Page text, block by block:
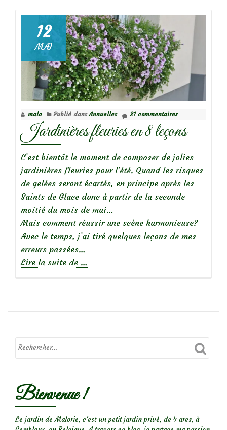
juin
2022
au
jardin
12
MAI
malo Publié dansAnnuelles 21 commentaires
Jardinières fleuries en 8 leçons
C’est bientôt le moment de composer de jolies
jardinières fleuries pour l’été. Quand les risques
de gelées seront écartés, en principe après les
Saints de Glace donc à partir de la seconde
moitié du mois de mai…
Mais comment réussir une scène harmonieuse?
Avec le temps, j’ai tiré quelques leçons de mes
erreurs passées…
Lire la suite de à
en
leçons
…
Bienvenue !
Le jardin de Malorie, c'est un petit jardin privé, de 4 ares, à